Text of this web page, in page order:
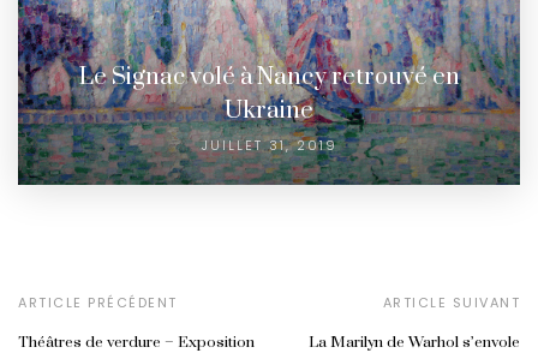
Le Signac volé à Nancy retrouvé en
Ukraine
JUILLET 31, 2019
ARTICLE PRÉCÉDENT
Théâtres de verdure – Exposition
ARTICLE SUIVANT
La Marilyn de Warhol s’envole